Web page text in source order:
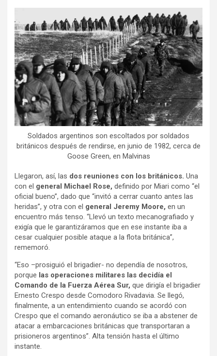
Soldados argentinos son escoltados por soldados
británicos después de rendirse, en junio de 1982, cerca de
Goose Green, en Malvinas
Llegaron, así, las dos reuniones con los británicos. Una
con el general Michael Rose, definido por Miari como “el
oficial bueno”, dado que “invitó a cerrar cuanto antes las
heridas”, y otra con el general Jeremy Moore, en un
encuentro más tenso. “Llevó un texto mecanografiado y
exigía que le garantizáramos que en ese instante iba a
cesar cualquier posible ataque a la flota británica”,
rememoró.
“Eso –prosiguió el brigadier- no dependía de nosotros,
porque las operaciones militares las decidía el
Comando de la Fuerza Aérea Sur, que dirigía el brigadier
Ernesto Crespo desde Comodoro Rivadavia. Se llegó,
finalmente, a un entendimiento cuando se acordó con
Crespo que el comando aeronáutico se iba a abstener de
atacar a embarcaciones británicas que transportaran a
prisioneros argentinos”. Alta tensión hasta el último
instante.